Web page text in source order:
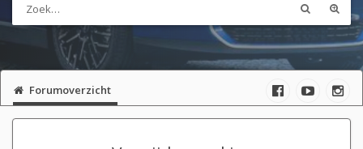
Forumoverzicht